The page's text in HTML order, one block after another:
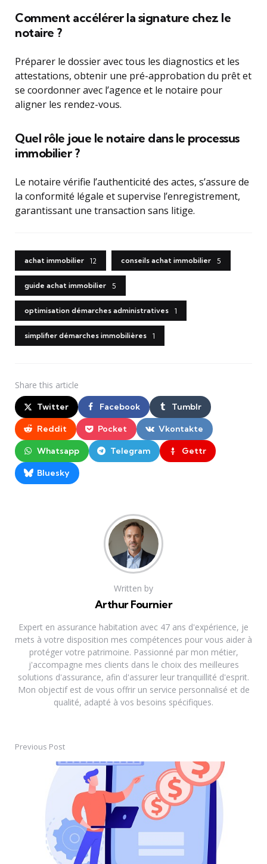
Comment accélérer la signature chez le
notaire ?
Préparer le dossier avec tous les diagnostics et les
attestations, obtenir une pré-approbation du prêt et
se coordonner avec l’agence et le notaire pour
aligner les rendez-vous.
Quel rôle joue le notaire dans le processus
immobilier ?
Le notaire vérifie l’authenticité des actes, s’assure de
la conformité légale et supervise l’enregistrement,
garantissant une transaction sans litige.
achat immobilier 12 conseils achat immobilier 5
guide achat immobilier 5
optimisation démarches administratives 1
simplifier démarches immobilières 1
Share this article
Twitter Facebook Tumblr
Reddit Pocket Vkontakte
Whatsapp Telegram Gettr
Bluesky
Written by
Arthur Fournier
Expert en assurance habitation avec 47 ans d'expérience, je
mets à votre disposition mes compétences pour vous aider à
protéger votre patrimoine. Passionné par mon métier,
j'accompagne mes clients dans le choix des meilleures
solutions d'assurance, afin d'assurer leur tranquillité d'esprit.
Mon objectif est de vous offrir un service personnalisé et de
qualité, adapté à vos besoins spécifiques.
Post
navigation
Previous Post